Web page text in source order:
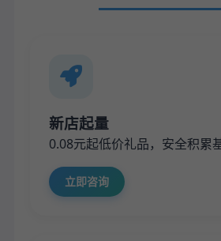
新店起量
0.08元起低价礼品，安全积累
立即咨询